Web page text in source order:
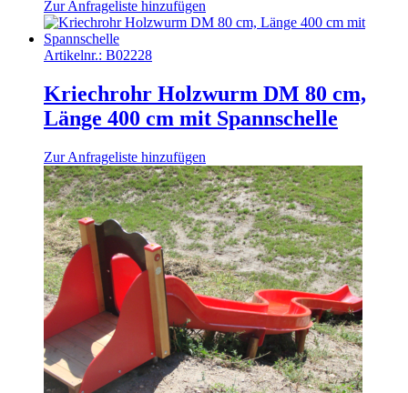
Zur Anfrageliste hinzufügen
Artikelnr.: B02228
Kriechrohr Holzwurm DM 80 cm,
Länge 400 cm mit Spannschelle
Zur Anfrageliste hinzufügen